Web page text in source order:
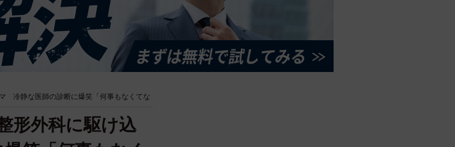
冷静な医師の診断に爆笑「何事もなくてな
形外科に駆け込